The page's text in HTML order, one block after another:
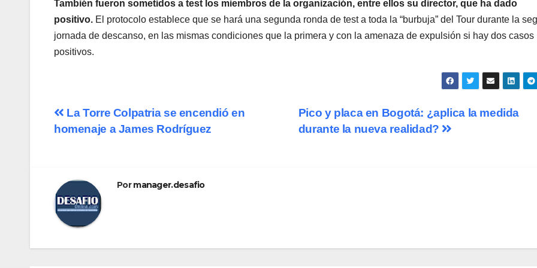
También fueron sometidos a test los miembros de la organización, entre ellos su director, que ha dado
positivo. El protocolo establece que se hará una segunda ronda de test a toda la “burbuja” del Tour durante la
jornada de descanso, en las mismas condiciones que la primera y con la amenaza de expulsión si hay dos casos
positivos.
Navegación
Pico y placa en Bogotá: ¿aplica la medida
durante la nueva realidad?
La Torre Colpatria se encendió en
homenaje a James Rodríguez
Pormanager.desafio